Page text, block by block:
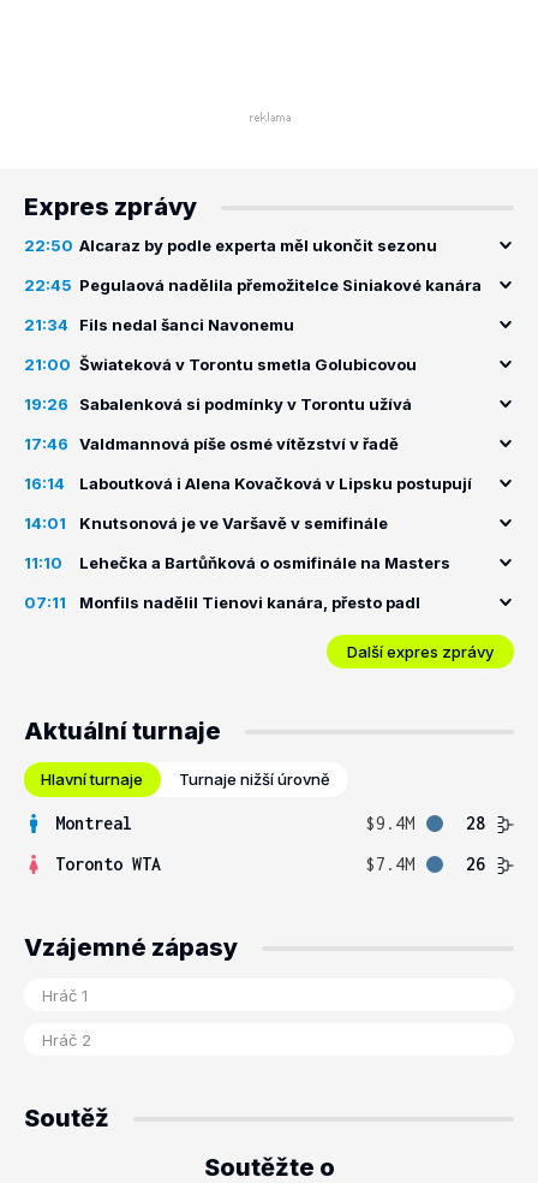
Expres zprávy
22:50 Alcaraz by podle experta měl ukončit sezonu
22:45 Pegulaová nadělila přemožitelce Siniakové kanára
21:34 Fils nedal šanci Navonemu
21:00 Šwiateková v Torontu smetla Golubicovou
19:26 Sabalenková si podmínky v Torontu užívá
17:46 Valdmannová píše osmé vítězství v řadě
16:14 Laboutková i Alena Kovačková v Lipsku postupují
14:01 Knutsonová je ve Varšavě v semifinále
11:10 Lehečka a Bartůňková o osmifinále na Masters
07:11 Monfils nadělil Tienovi kanára, přesto padl
Další expres zprávy
Aktuální turnaje
Hlavní turnaje Turnaje nižší úrovně
Montreal $9.4M
28
Toronto WTA
$7.4M 26
Vzájemné zápasy
Soutěž
Soutěžte o